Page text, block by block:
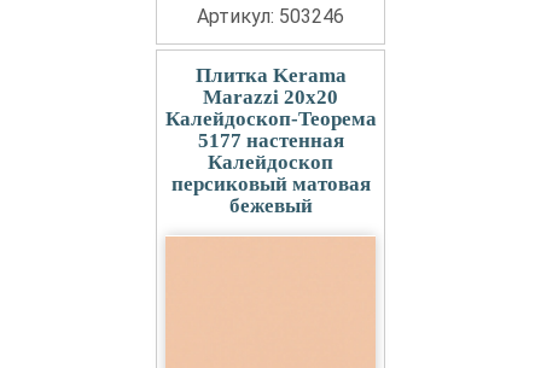
Артикул: 503246
Плитка Kerama
Marazzi 20x20
Калейдоскоп-Теорема
5177 настенная
Калейдоскоп
персиковый матовая
бежевый